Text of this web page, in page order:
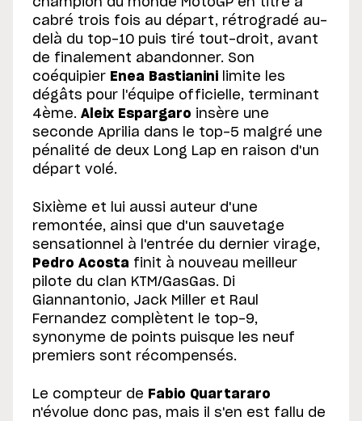
champion du monde MotoGP en titre a
cabré trois fois au départ, rétrogradé au-
delà du top-10 puis tiré tout-droit, avant
de finalement abandonner. Son
coéquipier Enea Bastianini limite les
dégâts pour l'équipe officielle, terminant
4ème. Aleix Espargaro insère une
seconde Aprilia dans le top-5 malgré une
pénalité de deux Long Lap en raison d'un
départ volé.
Sixième et lui aussi auteur d'une
remontée, ainsi que d'un sauvetage
sensationnel à l'entrée du dernier virage,
Pedro Acosta finit à nouveau meilleur
pilote du clan KTM/GasGas. Di
Giannantonio, Jack Miller et Raul
Fernandez complètent le top-9,
synonyme de points puisque les neuf
premiers sont récompensés.
Le compteur de Fabio Quartararo
n'évolue donc pas, mais il s'en est fallu de